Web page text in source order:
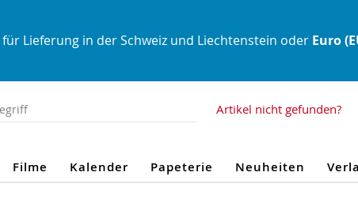
für Lieferung in der Schweiz und Liechtenstein oder Euro
Artikel nicht gefunden?
Filme Kalender Papeterie Neuheiten